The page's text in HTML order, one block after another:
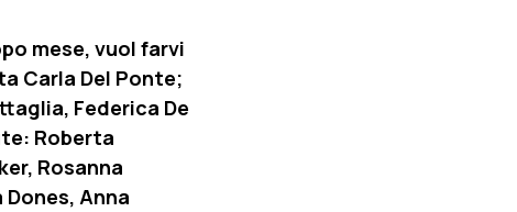
mese, vuol farvi
Carla Del Ponte;
Federica De
Roberta
Rosanna
Anna